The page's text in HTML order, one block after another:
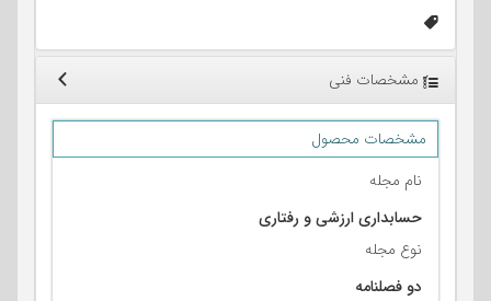
مشخصات فنی
مشخصات محصول
نام مجله
حسابداری ارزشی و رفتاری
نوع مجله
دو فصلنامه